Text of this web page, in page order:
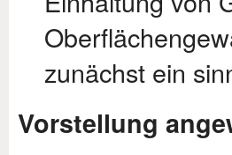
zunächst ein
Vorstellung